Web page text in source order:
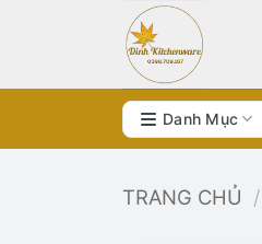
dung
Danh Mục
TRANG CHỦ /